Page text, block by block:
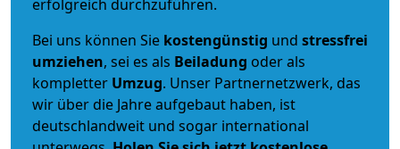
erfolgreich durchzuführen.
Bei uns können Sie kostengünstig und stressfrei
umziehen, sei es als Beiladung oder als
kompletter Umzug. Unser Partnernetzwerk, das
wir über die Jahre aufgebaut haben, ist
deutschlandweit und sogar international